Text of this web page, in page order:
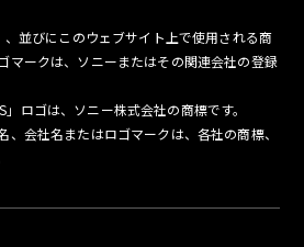
、並びにこのウェブサイト上で使用される商
マークは、ソニーまたはその関連会社の登録
」ロゴは、ソニー株式会社の商標です。
、会社名またはロゴマークは、各社の商標、